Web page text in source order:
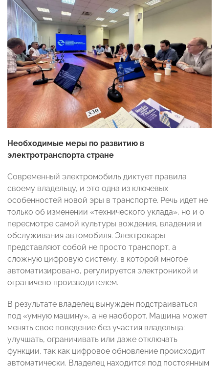
Необходимые меры по развитию в
электротранспорта стране
Современный электромобиль диктует правила
своему владельцу, и это одна из ключевых
особенностей новой эры в транспорте. Речь идет не
только об изменении «технического уклада», но и о
пересмотре самой культуры вождения, владения и
обслуживания автомобиля. Электрокары
представляют собой не просто транспорт, а
сложную цифровую систему, в которой многое
автоматизировано, регулируется электроникой и
ограничено производителем.
В результате владелец вынужден подстраиваться
под «умную машину», а не наоборот. Машина может
менять свое поведение без участия владельца:
улучшать, ограничивать или даже отключать
функции, так как цифровое обновление происходит
автоматически. Владелец находится под постоянным